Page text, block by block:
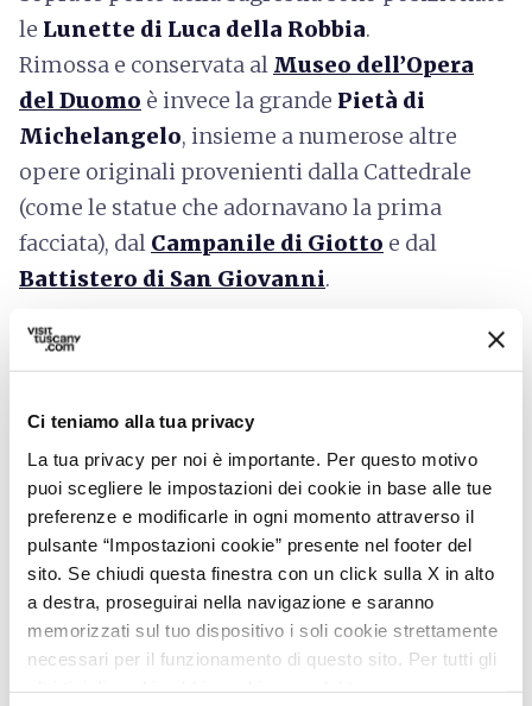
Ci teniamo alla tua privacy
La tua privacy per noi è importante. Per questo motivo
puoi scegliere le impostazioni dei cookie in base alle tue
preferenze e modificarle in ogni momento attraverso il
pulsante “Impostazioni cookie” presente nel footer del
sito. Se chiudi questa finestra con un click sulla X in alto
a destra, proseguirai nella navigazione e saranno
memorizzati sul tuo dispositivo i soli cookie strettamente
necessari per il funzionamento di questo sito. Per tutti gli
le Lunette di Luca della Robbia.
Rimossa e conservata al Museo dell’Opera
del Duomo è invece la grande Pietà di
Michelangelo, insieme a numerose altre
opere originali provenienti dalla Cattedrale
(come le statue che adornavano la prima
facciata), dal Campanile di Giotto e dal
Battistero di San Giovanni.
Le splendide
fra
il 1434 e il 1445 da grandi maestri vetrai, su
Rinascimento fiorentino: Donatello, Andrea del
Castagno e Paolo Uccello.
L’interno della cupola fu affrescato tra il 1572 e
il 1579 da Giorgio Vasari e da Federico Zuccari
con un grandeGiudizio Universale. La salita
sulla Cupola consente anche un incontro
ravvicinato con questo capolavoro.